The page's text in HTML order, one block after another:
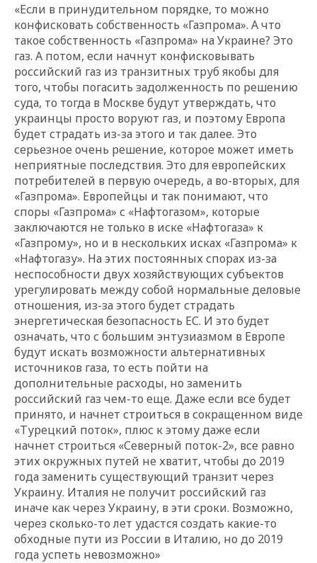
«Если в принудительном порядке, то можно
конфисковать собственность «Газпрома». А что
такое собственность «Газпрома» на Украине? Это
газ. А потом, если начнут конфисковывать
российский газ из транзитных труб якобы для
того, чтобы погасить задолженность по решению
суда, то тогда в Москве будут утверждать, что
украинцы просто воруют газ, и поэтому Европа
будет страдать из-за этого и так далее. Это
серьезное очень решение, которое может иметь
неприятные последствия. Это для европейских
потребителей в первую очередь, а во-вторых, для
«Газпрома». Европейцы и так понимают, что
споры «Газпрома» с «Нафтогазом», которые
заключаются не только в иске «Нафтогаза» к
«Газпрому», но и в нескольких исках «Газпрома» к
«Нафтогазу». На этих постоянных спорах из-за
неспособности двух хозяйствующих субъектов
урегулировать между собой нормальные деловые
отношения, из-за этого будет страдать
энергетическая безопасность ЕС. И это будет
означать, что с большим энтузиазмом в Европе
будут искать возможности альтернативных
источников газа, то есть пойти на
дополнительные расходы, но заменить
российский газ чем-то еще. Даже если все будет
принято, и начнет строиться в сокращенном виде
«Турецкий поток», плюс к этому даже если
начнет строиться «Северный поток-2», все равно
этих окружных путей не хватит, чтобы до 2019
года заменить существующий транзит через
Украину. Италия не получит российский газ
иначе как через Украину, в эти сроки. Возможно,
через сколько-то лет удастся создать какие-то
обходные пути из России в Италию, но до 2019
года успеть невозможно»